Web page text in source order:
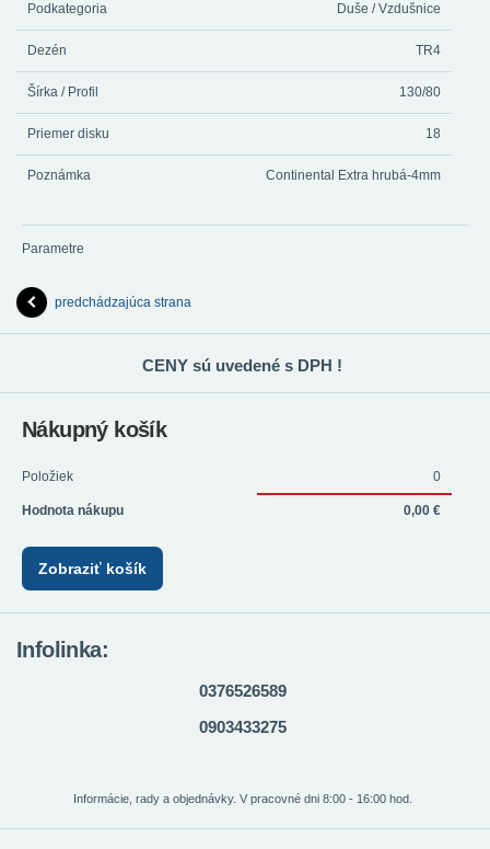
Podkategoria Duše / Vzdušnice
Dezén TR4
Šírka / Profil 130/80
Priemer disku 18
Poznámka Continental Extra hrubá-4mm
Parametre
predchádzajúca strana
CENY sú uvedené s DPH !
Nákupný košík
Položiek 0
Hodnota nákupu 0,00 €
Zobraziť košík
Infolinka:
0376526589
0903433275
Informácie, rady a objednávky. V pracovné dni 8:00 - 16:00 hod.